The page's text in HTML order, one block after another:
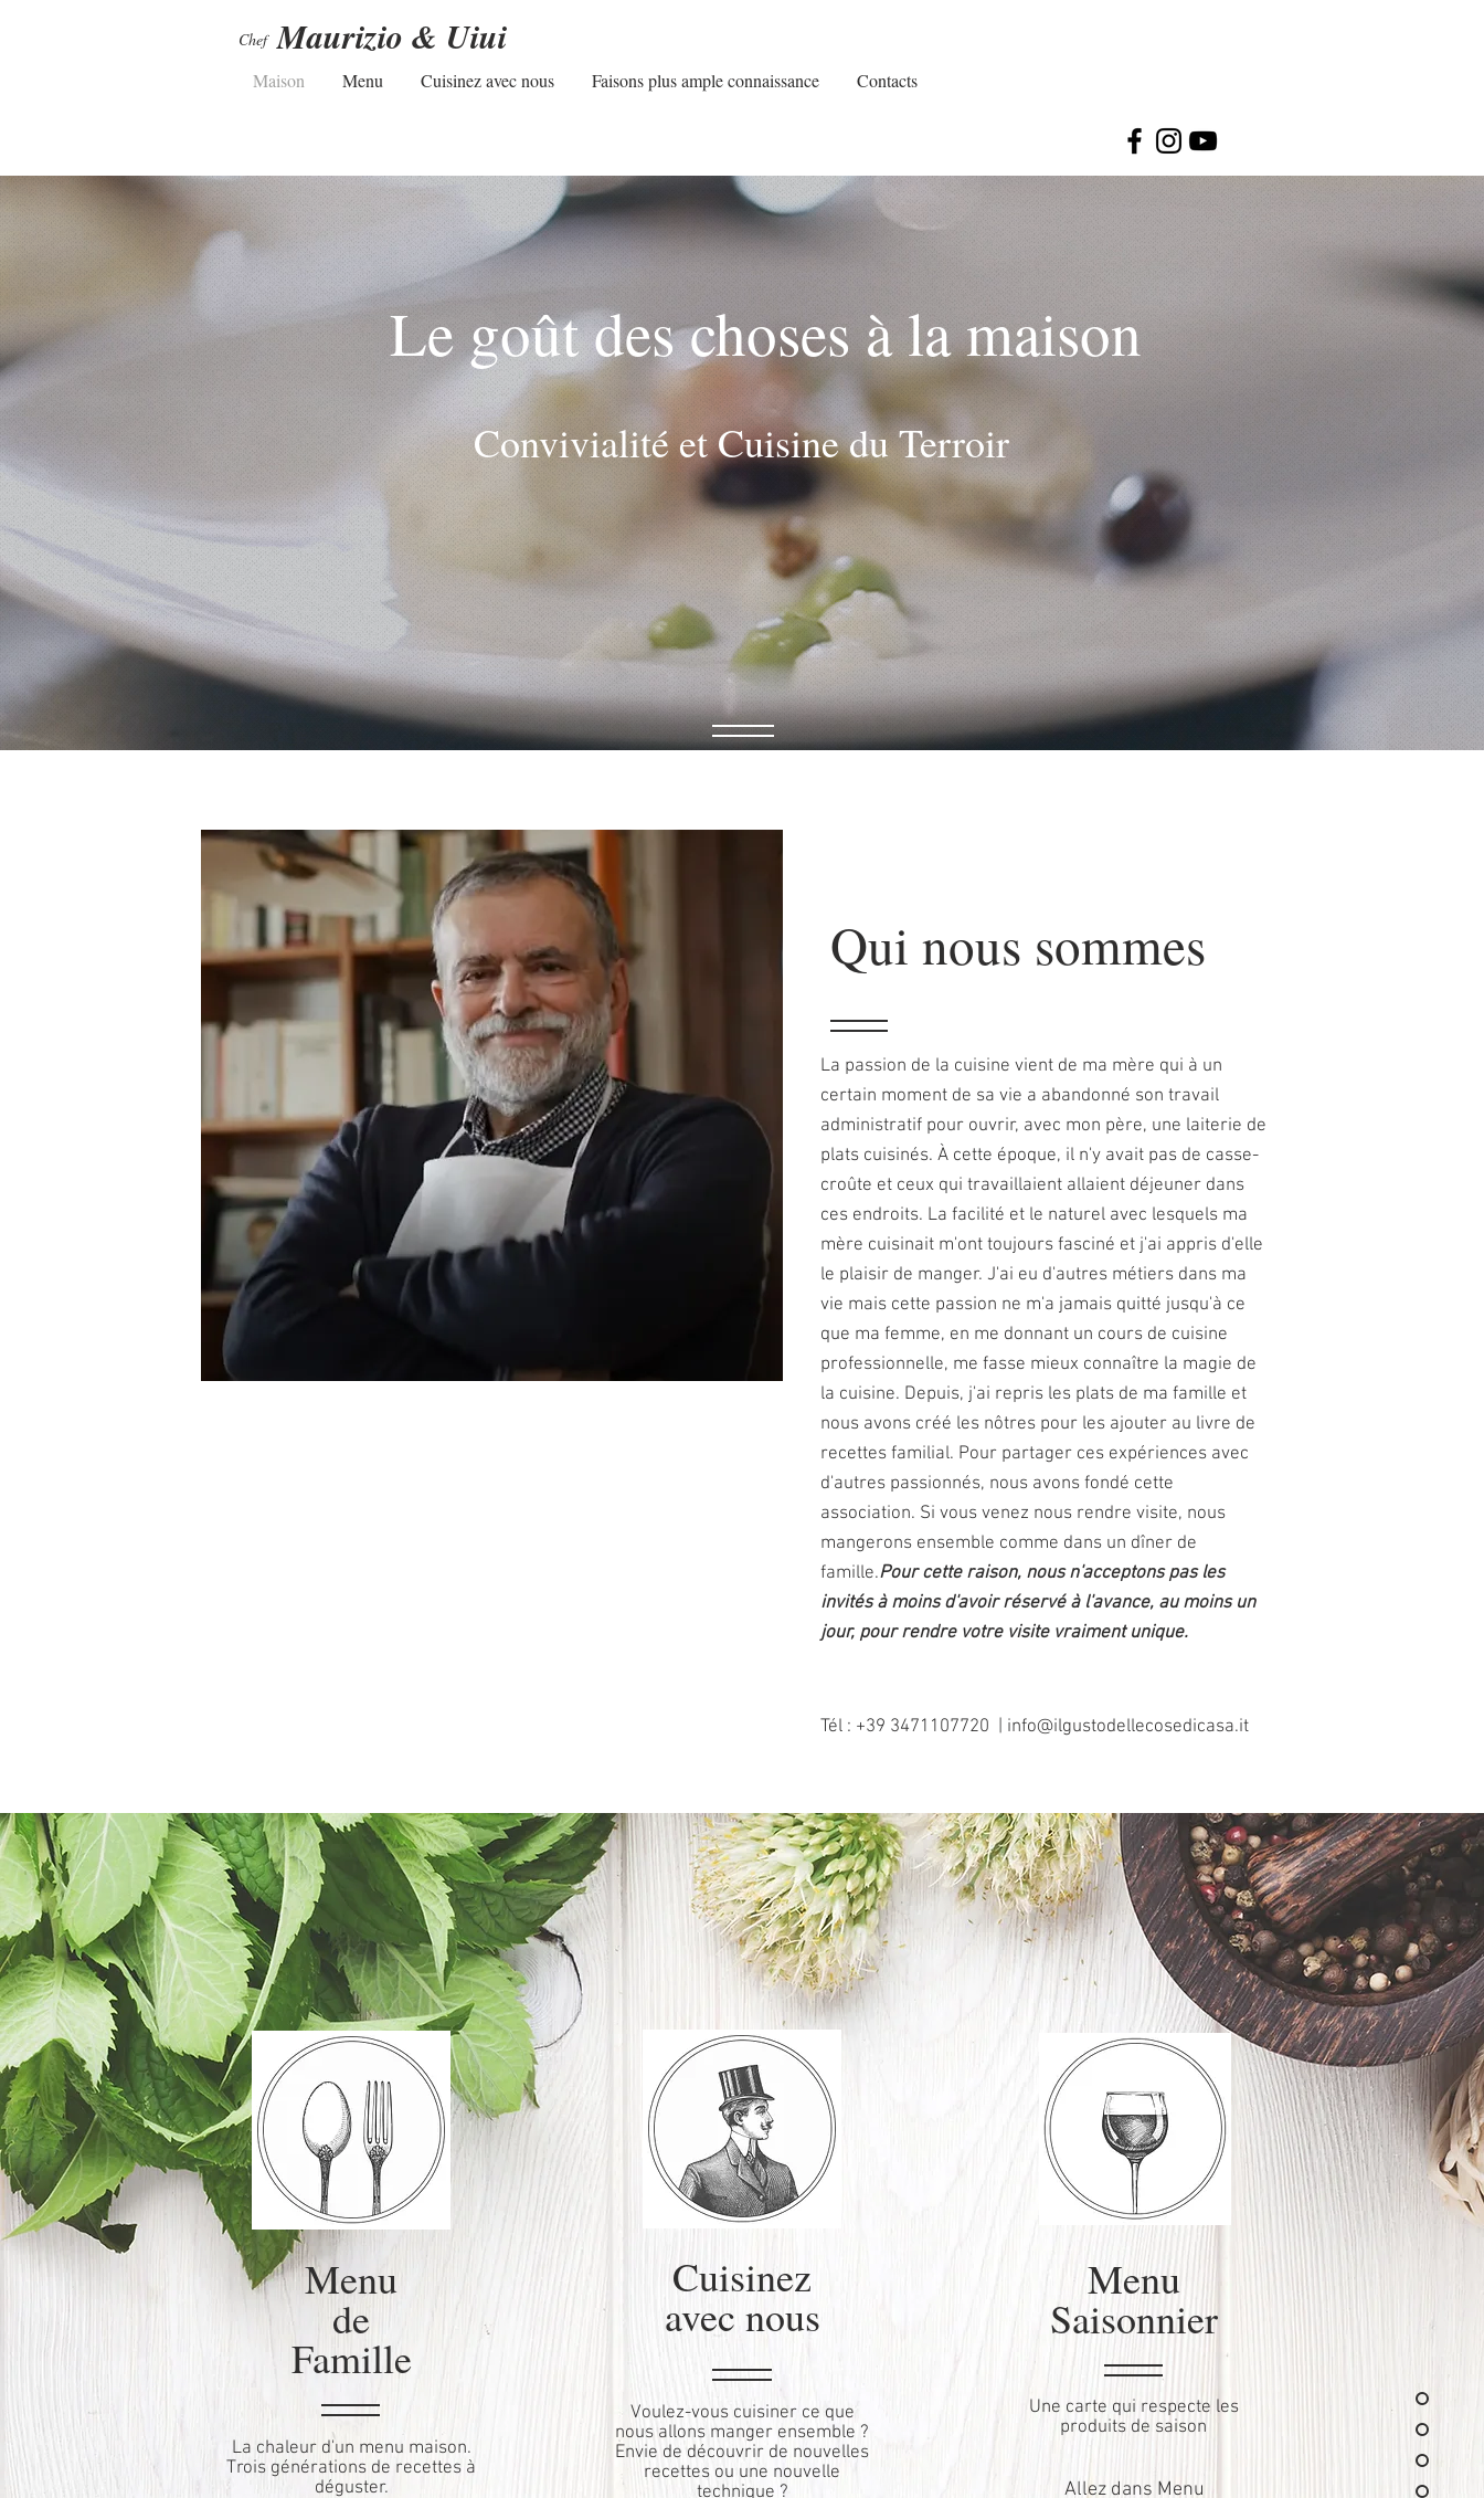
Chef Maurizio & Uiui
Maison Menu Cuisinez avec nous Faisons plus ample connaissance Contacts
Le goût des choses à la maison
Convivialité et Cuisine du Terroir
Qui nous sommes
La passion de la cuisine vient de ma mère qui à un
certain moment de sa vie a abandonné son travail
administratif pour ouvrir, avec mon père, une laiterie de
plats cuisinés. À cette époque, il n'y avait pas de casse-
croûte et ceux qui travaillaient allaient déjeuner dans
ces endroits. La facilité et le naturel avec lesquels ma
mère cuisinait m'ont toujours fasciné et j'ai appris d'elle
le plaisir de manger. J'ai eu d'autres métiers dans ma
vie mais cette passion ne m'a jamais quitté jusqu'à ce
que ma femme, en me donnant un cours de cuisine
professionnelle, me fasse mieux connaître la magie de
la cuisine. Depuis, j'ai repris les plats de ma famille et
nous avons créé les nôtres pour les ajouter au livre de
recettes familial. Pour partager ces expériences avec
d'autres passionnés, nous avons fondé cette
association. Si vous venez nous rendre visite, nous
mangerons ensemble comme dans un dîner de
famille.Pour cette raison, nous n'acceptons pas les
invités à moins d'avoir réservé à l'avance, au moins un
jour, pour rendre votre visite vraiment unique.
Tél : +39 3471107720 | info@ilgustodellecosedicasa.it
Menu
de
Famille
La chaleur d'un menu maison.
Trois générations de recettes à
déguster.
Cuisinez
avec nous
Voulez-vous cuisiner ce que
nous allons manger ensemble ?
Envie de découvrir de nouvelles
recettes ou une nouvelle
technique ?
Menu
Saisonnier
Une carte qui respecte les
produits de saison
Allez dans Menu